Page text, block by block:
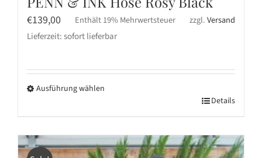
€139,00 Enthält 19% Mehrwertsteuer zzgl.Versand
Lieferzeit: sofort lieferbar
Ausführung wählen
weist
mehrere
Details